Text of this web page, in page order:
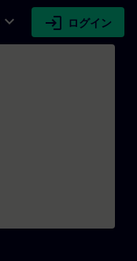
expand_more login ログイン